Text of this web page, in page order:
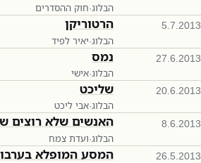
הבלוג·חוק ההסדרים
5.7.2013 הרטוריקן
הבלוג·יאיר לפיד
27.6.2013 נמס
הבלוג·אישי
20.6.2013 שליכט
הבלוג·אבי ליכט
8.6.2013 האנשים שלא רוצים
הבלוג·ועדת צמח
26.5.2013 המסע המופלא